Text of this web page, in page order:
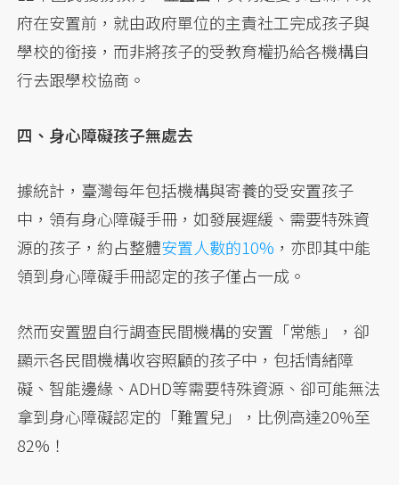
府在安置前，就由政府單位的主責社工完成孩子與
學校的銜接，而非將孩子的受教育權扔給各機構自
行去跟學校協商。
四、身心障礙孩子無處去
據統計，臺灣每年包括機構與寄養的受安置孩子
中，領有身心障礙手冊，如發展遲緩、需要特殊資
源的孩子，約占整體安置人數的10% ，亦即其中能
領到身心障礙手冊認定的孩子僅占一成。
然而安置盟自行調查民間機構的安置「常態」，卻
顯示各民間機構收容照顧的孩子中，包括情緒障
礙、智能邊緣、ADHD等需要特殊資源、卻可能無法
拿到身心障礙認定的「難置兒」，比例高達20%至
82%！